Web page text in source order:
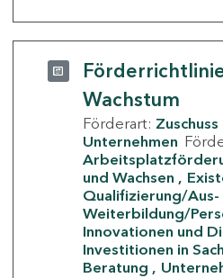
Wachstum
Förderart: Zuschuss
Unternehmen
und Wachsen
Qualifizierung/Aus-
Weiterbildung/
Innovationen und
Investitionen in
Beratung